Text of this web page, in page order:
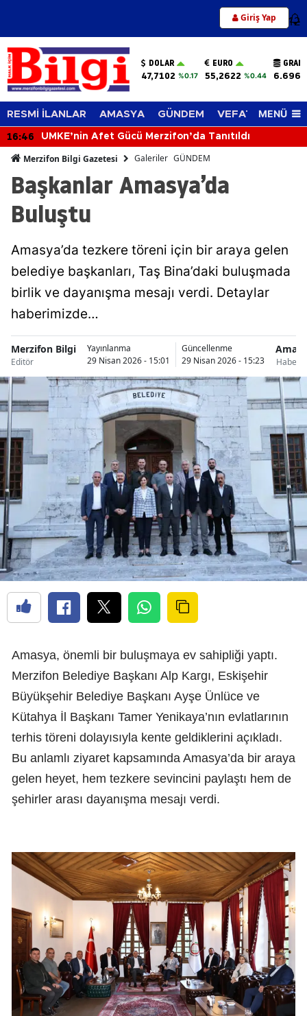
Giriş Yap 12
DOLAR
47,7102 %0.17
EURO
55,2622 %0.44
RESMİ İLANLAR AMASYA GÜNDEM VEFAT EDENLER
MENÜ
16:19
Merzifonspor'dan Kritik Hamle! 1 Milyon TL Yatırıldı,
Merzifon Bilgi Gazetesi Galeriler GÜNDEM
Başkanlar Amasya’da
Buluştu
Amasya’da tezkere töreni için bir araya gelen
belediye başkanları, Taş Bina’daki buluşmada
birlik ve dayanışma mesajı verdi. Detaylar
haberimizde…
Merzifon Bilgi
Editör
Yayınlanma
29 Nisan 2026 - 15:01
Güncellenme
29 Nisan 2026 - 15:23
Amasya, önemli bir buluşmaya ev sahipliği yaptı.
Merzifon Belediye Başkanı Alp Kargı, Eskişehir
Büyükşehir Belediye Başkanı Ayşe Ünlüce ve
Kütahya İl Başkanı Tamer Yenikaya’nın evlatlarının
terhis töreni dolayısıyla kente geldiklerini açıkladı.
Bu anlamlı ziyaret kapsamında Amasya’da bir araya
gelen heyet, hem tezkere sevincini paylaştı hem de
şehirler arası dayanışma mesajı verdi.